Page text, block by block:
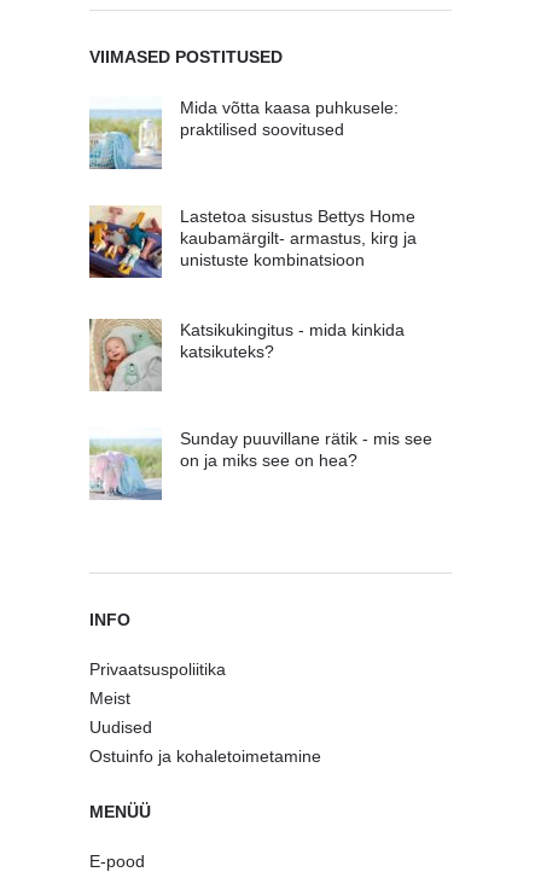
VIIMASED POSTITUSED
Mida võtta kaasa puhkusele:
praktilised soovitused
Lastetoa sisustus Bettys Home
kaubamärgilt- armastus, kirg ja
unistuste kombinatsioon
Katsikukingitus - mida kinkida
katsikuteks?
Sunday puuvillane rätik - mis see
on ja miks see on hea?
INFO
Privaatsuspoliitika
Meist
Uudised
Ostuinfo ja kohaletoimetamine
MENÜÜ
E-pood